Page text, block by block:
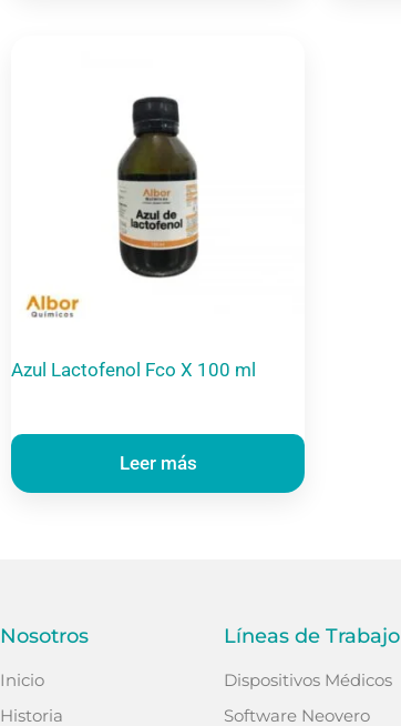
Azul Lactofenol Fco X 100 ml
Leer más
Nosotros
Inicio
Historia
Líneas de Trabajo
Dispositivos Médicos
Software Neovero